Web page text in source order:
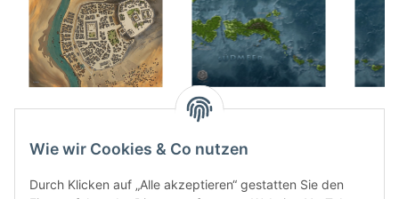
Spielmatte Unau
Spielmatte
Dschungel Teil 2
20,49 €
Wie wir Cookies & Co nutzen
Durch Klicken auf „Alle akzeptieren“ gestatten Sie den